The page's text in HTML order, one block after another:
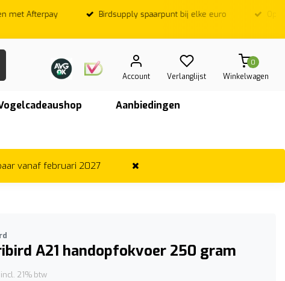
Birdsupply spaarpunt bij elke euro
Op werkdagen;
Account Verlanglijst
0
Winkelwagen
Aanbiedingen
vanaf februari 2027
A21 handopfokvoer 250 gram
incl. 21% btw